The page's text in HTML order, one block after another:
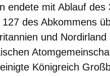
endete mit Ablauf des
des Abkommens
und Nordirland
Königreich